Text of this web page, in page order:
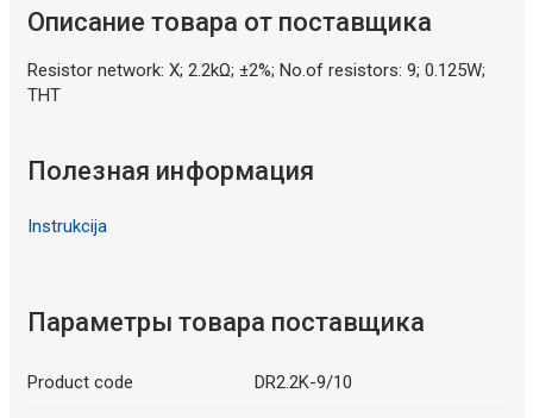
Описание товара от поставщика
Resistor network: X; 2.2kΩ; ±2%; No.of resistors: 9; 0.125W;
THT
Полезная информация
Instrukcija
Параметры товара поставщика
Product code DR2.2K-9/10